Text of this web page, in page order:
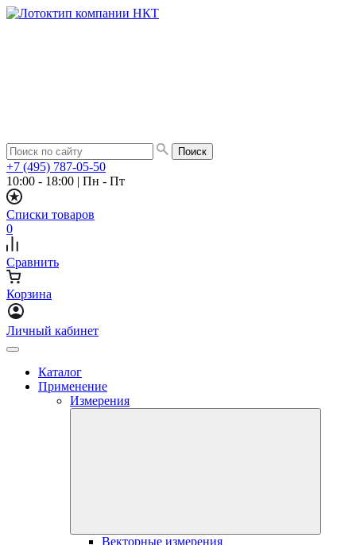
+7 (495) 787-05-50
10:00 - 18:00 | Пн - Пт
Списки товаров
0
Сравнить
Корзина
Личный кабинет
Каталог
Применение
Измерения
Векторные измерения